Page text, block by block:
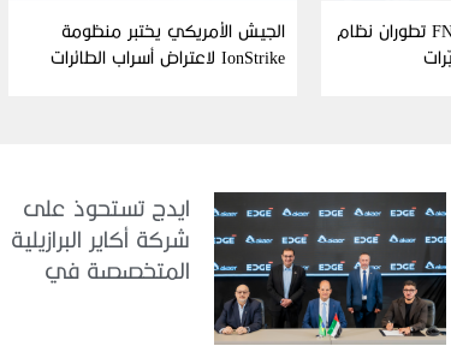
AimLock وFN America تطوران نظام
الجيش الأمريكي يختبر منظومة
IonStrike لاعتراض أسراب الطائرات
ايدج تستحوذ على
شركة أكاير البرازيلية
المتخصصة في